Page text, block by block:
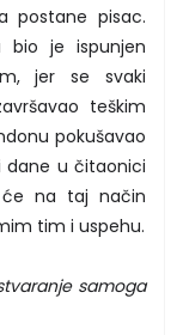
postane pisac.
bio je ispunjen
jer se svaki
teškim
pokušavao
dane u čitaonici
će na taj način
tim i uspehu.
samoga